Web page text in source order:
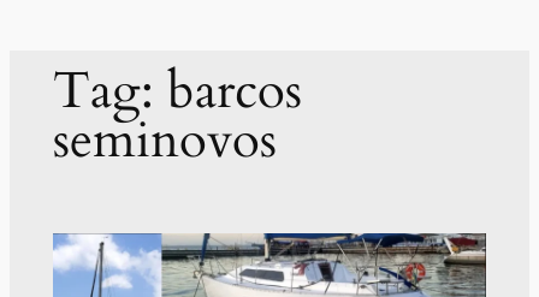
Tag: barcos
seminovos